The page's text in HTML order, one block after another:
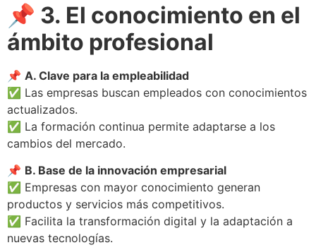
📌 3. El conocimiento en el
ámbito profesional
📌 A. Clave para la empleabilidad
✅ Las empresas buscan empleados con conocimientos
actualizados.
✅ La formación continua permite adaptarse a los
cambios del mercado.
📌 B. Base de la innovación empresarial
✅ Empresas con mayor conocimiento generan
productos y servicios más competitivos.
✅ Facilita la transformación digital y la adaptación a
nuevas tecnologías.